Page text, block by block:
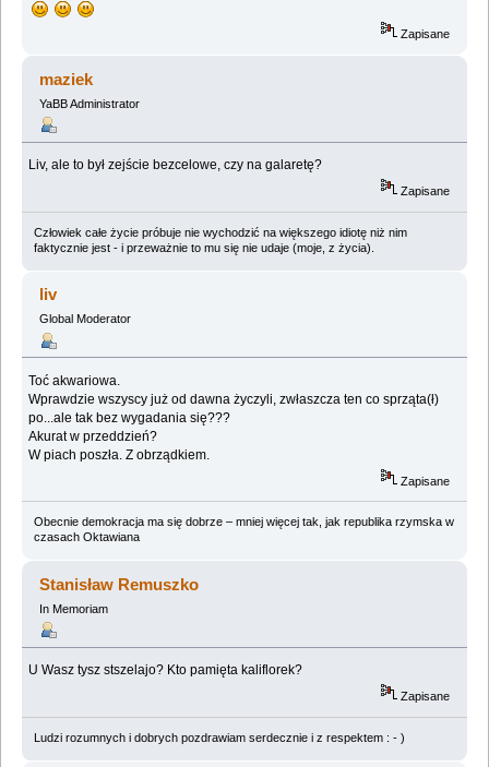
Zapisane
maziek
YaBB Administrator
Liv, ale to był zejście bezcelowe, czy na galaretę?
Zapisane
Człowiek całe życie próbuje nie wychodzić na większego idiotę niż nim
faktycznie jest - i przeważnie to mu się nie udaje (moje, z życia).
liv
Global Moderator
Toć akwariowa.
Wprawdzie wszyscy już od dawna życzyli, zwłaszcza ten co sprząta(ł)
po...ale tak bez wygadania się???
Akurat w przeddzień?
W piach poszła. Z obrządkiem.
Zapisane
Obecnie demokracja ma się dobrze – mniej więcej tak, jak republika rzymska w
czasach Oktawiana
Stanisław Remuszko
In Memoriam
U Wasz tysz stszelajo? Kto pamięta kaliflorek?
Zapisane
Ludzi rozumnych i dobrych pozdrawiam serdecznie i z respektem : - )